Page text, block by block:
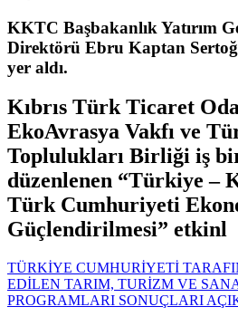
KKTC Başbakanlık Yatırım
Direktörü Ebru Kaptan
yer aldı.
Kıbrıs Türk Ticaret
EkoAvrasya Vakfı ve
Toplulukları Birliği iş
düzenlenen “Türkiye –
Türk Cumhuriyeti
Güçlendirilmesi” etkinl
TÜRKİYE CUMHURİYETİ
EDİLEN TARIM, TURİZM VE
PROGRAMLARI SONUÇLARI